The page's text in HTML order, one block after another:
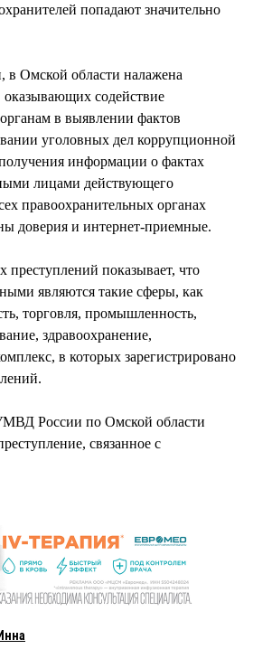
попадают значительно
в Омской области налажена
содействие
в выявлении фактов
уголовных дел коррупционной
информации о фактах
лицами действующего
правоохранительных органах
доверия и интернет-приемные.
преступлений показывает, что
являются такие сферы, как
торговля, промышленность,
здравоохранение,
в которых зарегистрировано
России по Омской области
связанное с